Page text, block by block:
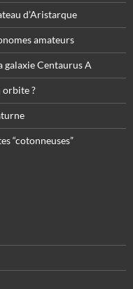
d’Aristarque
amateurs
galaxie Centaurus A
orbite ?
“cotonneuses”